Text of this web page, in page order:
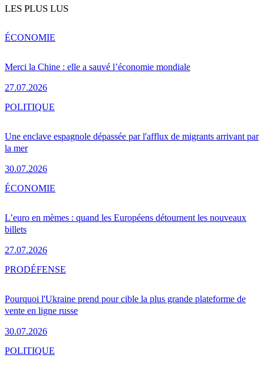
LES PLUS LUS
Merci la Chine : elle a sauvé l’économie mondiale
27.07.2026
ÉCONOMIE
Une enclave espagnole dépassée par l'afflux de migrants arrivant par
la mer
30.07.2026
POLITIQUE
L’euro en mèmes : quand les Européens détournent les nouveaux
billets
27.07.2026
ÉCONOMIE
Pourquoi l'Ukraine prend pour cible la plus grande plateforme de
vente en ligne russe
30.07.2026
PRODÉFENSE
POLITIQUE